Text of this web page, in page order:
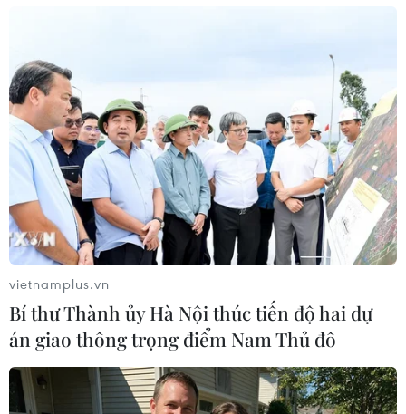
KCNA nhấn mạnh: "Vụ phóng thử ICBM mới
không có bất kỳ tác động tiêu cực nào đến sự an
toàn của các nước láng giềng và đã được phóng
an toàn trên biển"./.
(Vietnam+)
vietnamplus.vn
Bí thư Thành ủy Hà Nội thúc tiến độ hai dự
án giao thông trọng điểm Nam Thủ đô